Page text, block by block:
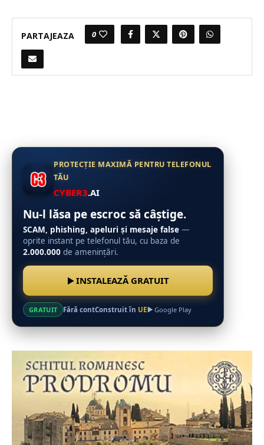
PARTAJEAZA 0
PROTECȚIE MAXIMĂ PENTRU TELEFONUL
TĂU
CYBER3.AI
Nu-l lăsa pe escroc să câștige.
SCAM, phishing, apeluri și mesaje false —
oprite instant pe telefonul tău, cu baza de
2.000.000 de amenințări.
INSTALEAZĂ GRATUIT
GRATUIT Fără contConstruit în UE Google Play